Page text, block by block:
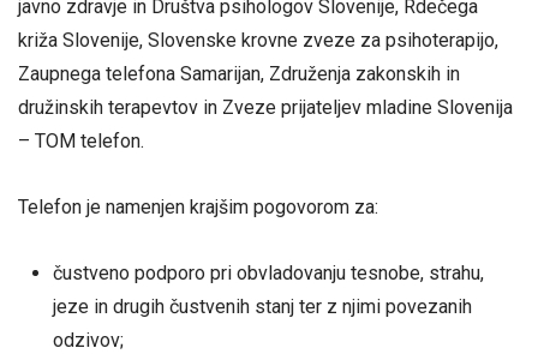
javno zdravje in Društva psihologov Slovenije, Rdečega
križa Slovenije, Slovenske krovne zveze za psihoterapijo,
Zaupnega telefona Samarijan, Združenja zakonskih in
družinskih terapevtov in Zveze prijateljev mladine Slovenija
– TOM telefon.
Telefon je namenjen krajšim pogovorom za:
čustveno podporo pri obvladovanju tesnobe, strahu,
jeze in drugih čustvenih stanj ter z njimi povezanih
odzivov;